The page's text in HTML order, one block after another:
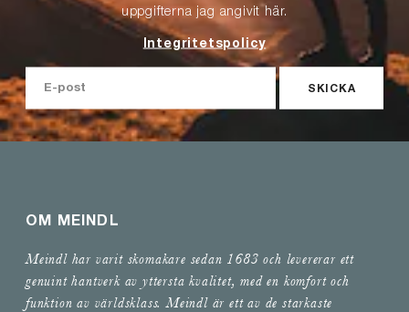
uppgifterna jag angivit här.
Integritetspolicy
SKICKA
OM MEINDL
Meindl har varit skomakare sedan 1683 och levererar ett
genuint hantverk av yttersta kvalitet, med en komfort och
funktion av världsklass. Meindl är ett av de starkaste